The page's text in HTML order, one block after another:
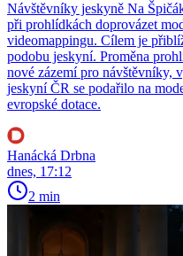
Návštěvníky jeskyně Na
při prohlídkách doprovázet
videomappingu. Cílem je
podobu jeskyní. Proměna
nové zázemí pro návštěvníky,
jeskyní ČR se podařilo na
evropské dotace.
Hanácká Drbna
dnes, 17:12
2 min